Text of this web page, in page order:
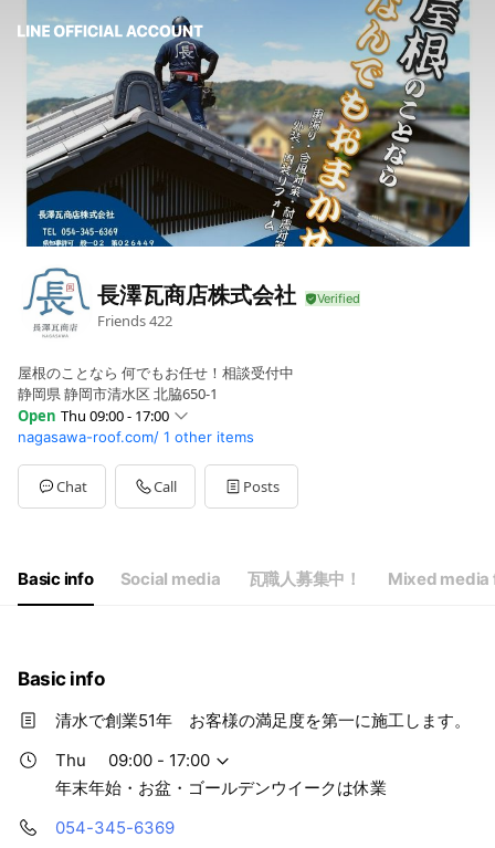
長澤瓦商店株式会社
Friends422
屋根のことなら 何でもお任せ！相談受付中
静岡県 静岡市清水区 北脇650-1
Open Thu 09:00 - 17:00
SunClosed
Mon09:00 - 17:00
Tue09:00 - 17:00
Wed09:00 - 17:00
Closed
年末年始・お盆・ゴールデンウイークは休業
nagasawa-roof.com/ 1 other items
Chat Call Posts
Basic info Social media 瓦職人募集中！ Mixed media
Basic info
清水で創業51年 お客様の満足度を第一に施工します。
Thu
09:00 - 17:00
年末年始・お盆・ゴールデンウイークは休業
054-345-6369